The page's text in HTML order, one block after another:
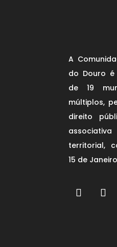
A
do Douro é
de 19
múltiplos,
direito
territorial,
15 de